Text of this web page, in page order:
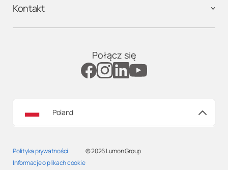
Kontakt
Połącz się
Poland
Polityka prywatności
Informacje o plikach cookie
© 2026Lumon Group